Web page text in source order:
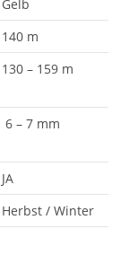
Gelb
140 m
130 – 159 m
6 – 7 mm
JA
Herbst / Winter